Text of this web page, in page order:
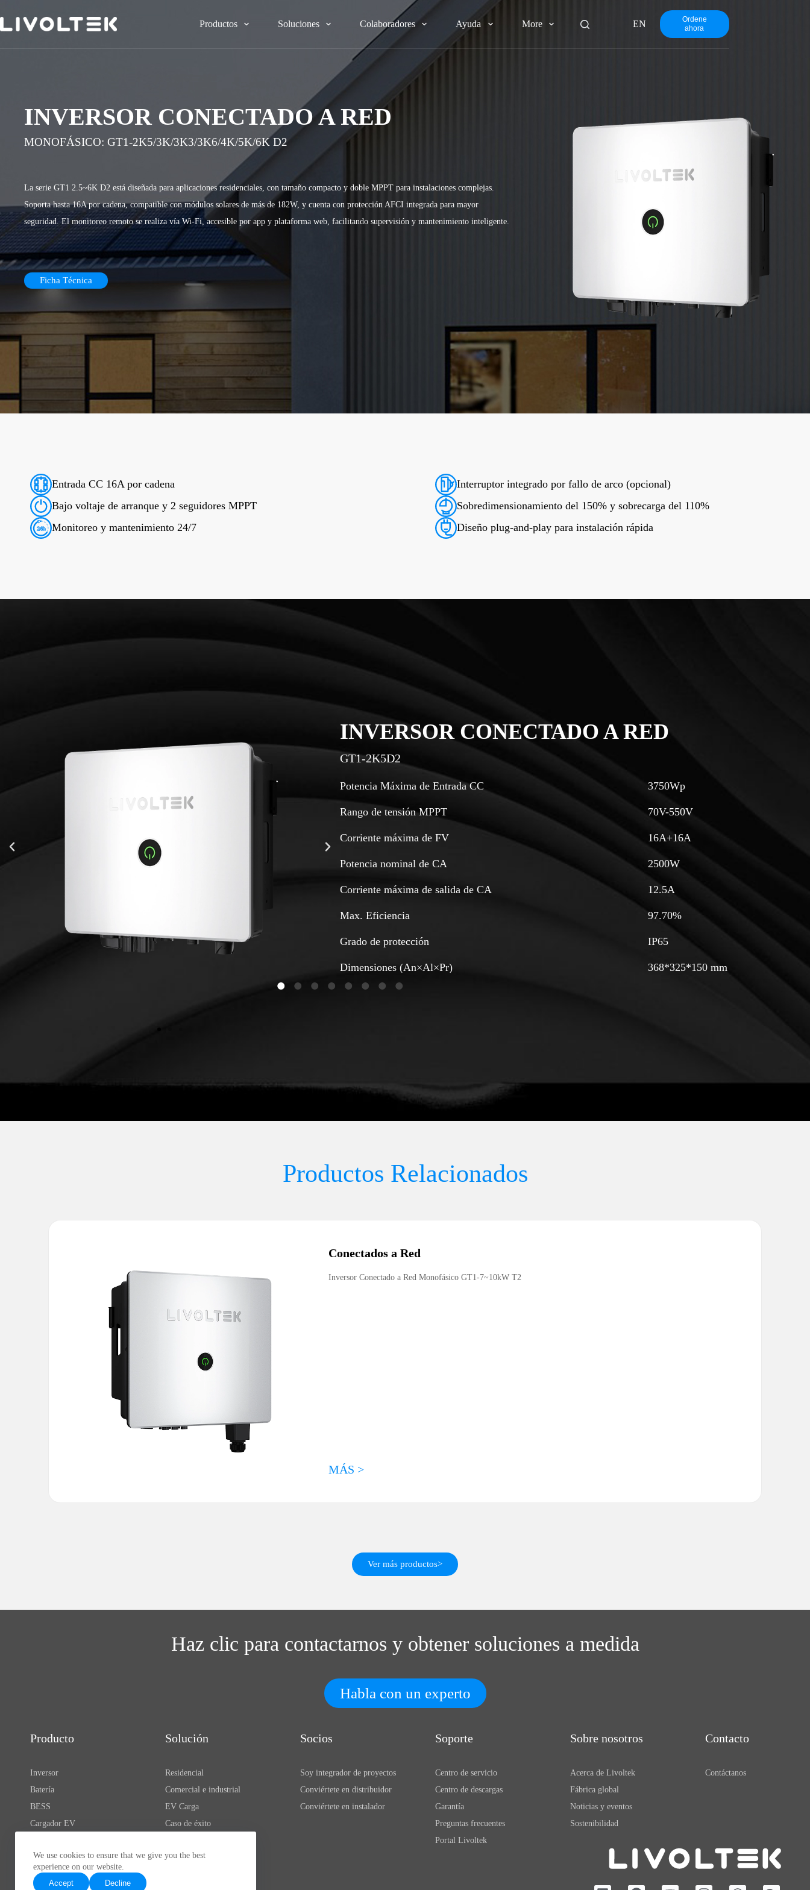
We use cookies to ensure that we give you the best
experience on our website.
Accept
Decline
Productos Soluciones Colaboradores Ayuda More EN
Ordene
ahora
INVERSOR CONECTADO A RED
MONOFÁSICO: GT1-2K5/3K/3K3/3K6/4K/5K/6K D2
La serie GT1 2.5~6K D2 está diseñada para aplicaciones residenciales, con tamaño compacto y doble MPPT para instalaciones complejas.
Soporta hasta 16A por cadena, compatible con módulos solares de más de 182W, y cuenta con protección AFCI integrada para mayor
seguridad. El monitoreo remoto se realiza vía Wi-Fi, accesible por app y plataforma web, facilitando supervisión y mantenimiento inteligente.
Ficha Técnica
Entrada CC 16A por cadena
Interruptor integrado por fallo de arco (opcional)
Bajo voltaje de arranque y 2 seguidores MPPT
Sobredimensionamiento del 150% y sobrecarga del 110%
Monitoreo y mantenimiento 24/7
Diseño plug-and-play para instalación rápida
70V-550V
IP65
INVERSOR CONECTADO A RED
GT1-2K5D2
Potencia Máxima de Entrada CC 3750Wp
Rango de tensión MPPT 70V-550V
Corriente máxima de FV 16A+16A
Potencia nominal de CA 2500W
Corriente máxima de salida de CA 12.5A
Max. Eficiencia 97.70%
Grado de protección IP65
Dimensiones (An×Al×Pr) 368*325*150 mm
Productos Relacionados
Conectados a Red
Inversor Conectado a Red Monofásico GT1-7~10kW T2
MÁS >
Ver más productos>
Haz clic para contactarnos y obtener soluciones a medida
Habla con un experto
Producto
Inversor
Batería
BESS
Cargador EV
Software y aplicación
Accesorios
Solución
Residencial
Comercial e industrial
EV Carga
Caso de éxito
Socios
Soy integrador de proyectos
Conviértete en distribuidor
Conviértete en instalador
Soporte
Centro de servicio
Centro de descargas
Garantía
Preguntas frecuentes
Portal Livoltek
Sobre nosotros
Acerca de Livoltek
Fábrica global
Noticias y eventos
Sostenibilidad
Contacto
Contáctanos